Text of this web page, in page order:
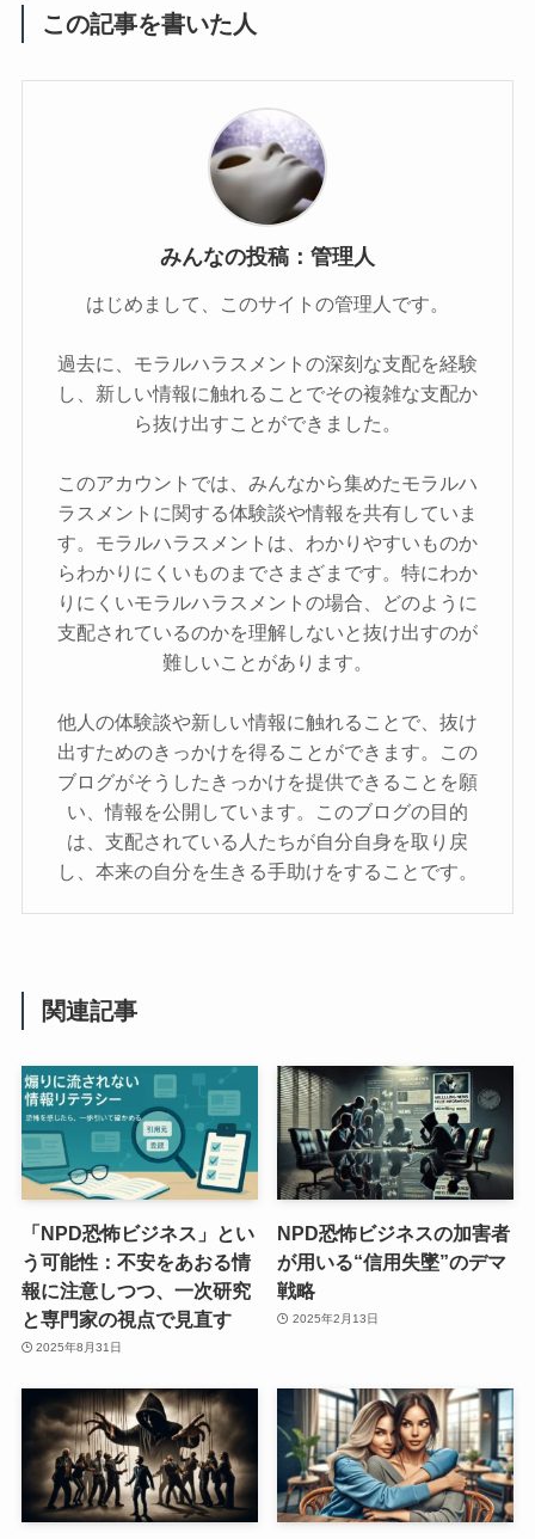
この記事を書いた人
みんなの投稿：管理人
はじめまして、このサイトの管理人です。
過去に、モラルハラスメントの深刻な支配を経験
し、新しい情報に触れることでその複雑な支配か
ら抜け出すことができました。
このアカウントでは、みんなから集めたモラルハ
ラスメントに関する体験談や情報を共有していま
す。モラルハラスメントは、わかりやすいものか
らわかりにくいものまでさまざまです。特にわか
りにくいモラルハラスメントの場合、どのように
支配されているのかを理解しないと抜け出すのが
難しいことがあります。
他人の体験談や新しい情報に触れることで、抜け
出すためのきっかけを得ることができます。この
ブログがそうしたきっかけを提供できることを願
い、情報を公開しています。このブログの目的
は、支配されている人たちが自分自身を取り戻
し、本来の自分を生きる手助けをすることです。
関連記事
「NPD恐怖ビジネス」とい
う可能性：不安をあおる情
報に注意しつつ、一次研究
と専門家の視点で見直す
2025年8月31日
NPD恐怖ビジネスの加害者
が用いる“信用失墜”のデマ
戦略
2025年2月13日